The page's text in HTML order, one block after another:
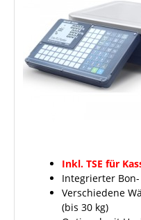
Inkl. TSE für
Integrierter
Verschiedene
(bis 30 kg)